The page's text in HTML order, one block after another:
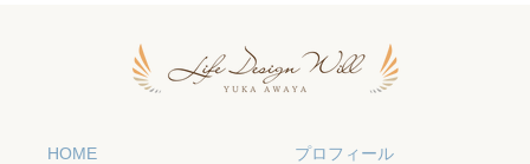
HOME プロフィール